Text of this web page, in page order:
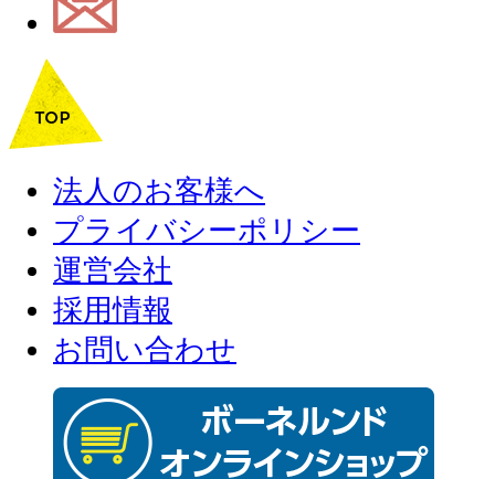
法人のお客様へ
プライバシーポリシー
運営会社
採用情報
お問い合わせ